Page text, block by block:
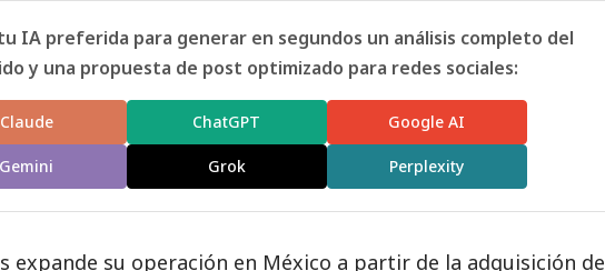
IA preferida para generar en segundos un análisis completo del
y una propuesta de post optimizado para redes sociales:
Claude ChatGPT Google AI
Gemini Grok Perplexity
expande su operación en México a partir de la adquisición de